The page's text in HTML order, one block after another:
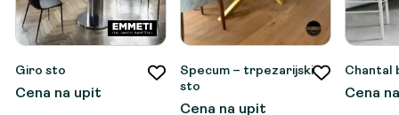
Giro sto
Cena na upit
Specum – trpezarijski
sto
Cena na upit
Chantal
Cena